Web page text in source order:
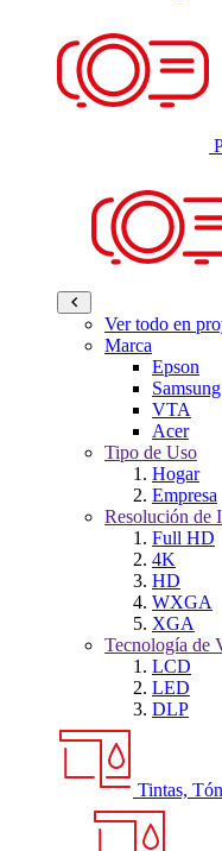
Ver todo en
Marca
Epson
Samsung
VTA
Acer
Tipo de Uso
Hogar
Empresa
Resolución de
Full HD
4K
HD
WXGA
XGA
Tecnología de
LCD
LED
DLP
Tintas,